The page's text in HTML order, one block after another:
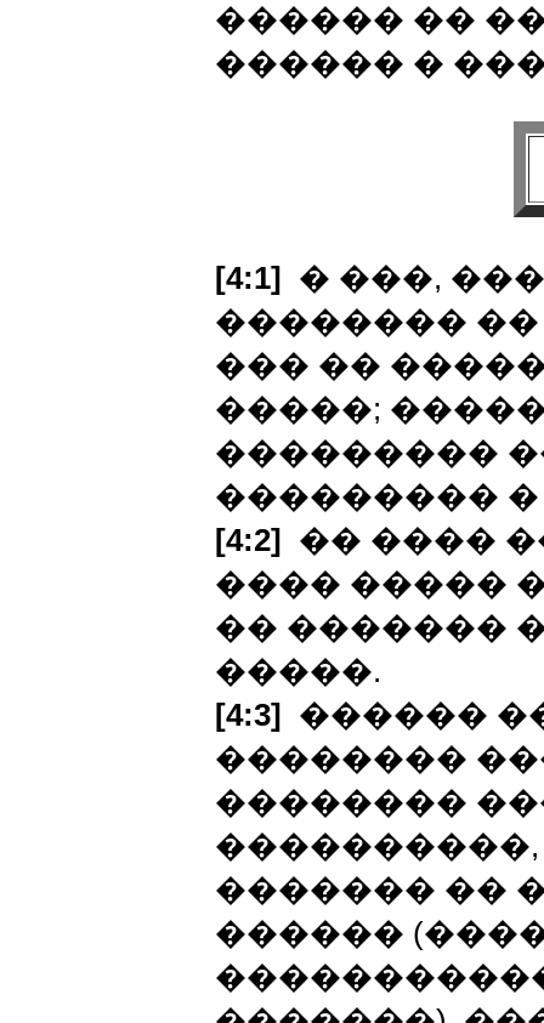
������ ��
������ �
[4:1] � ���,
�������� ��
��� ��
�����;
���������
��������� �
[4:2] �� ����
���� �����
�� �������
�����.
[4:3] ������
��������
��������
������� ��
������